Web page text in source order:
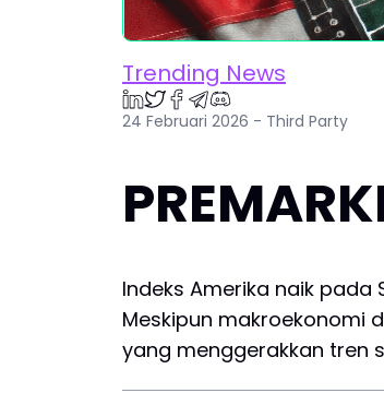
Trending News
24 Februari 2026 - Third Party
Indeks Amerika naik
Meskipun makroekonomi
yang menggerakkan tren